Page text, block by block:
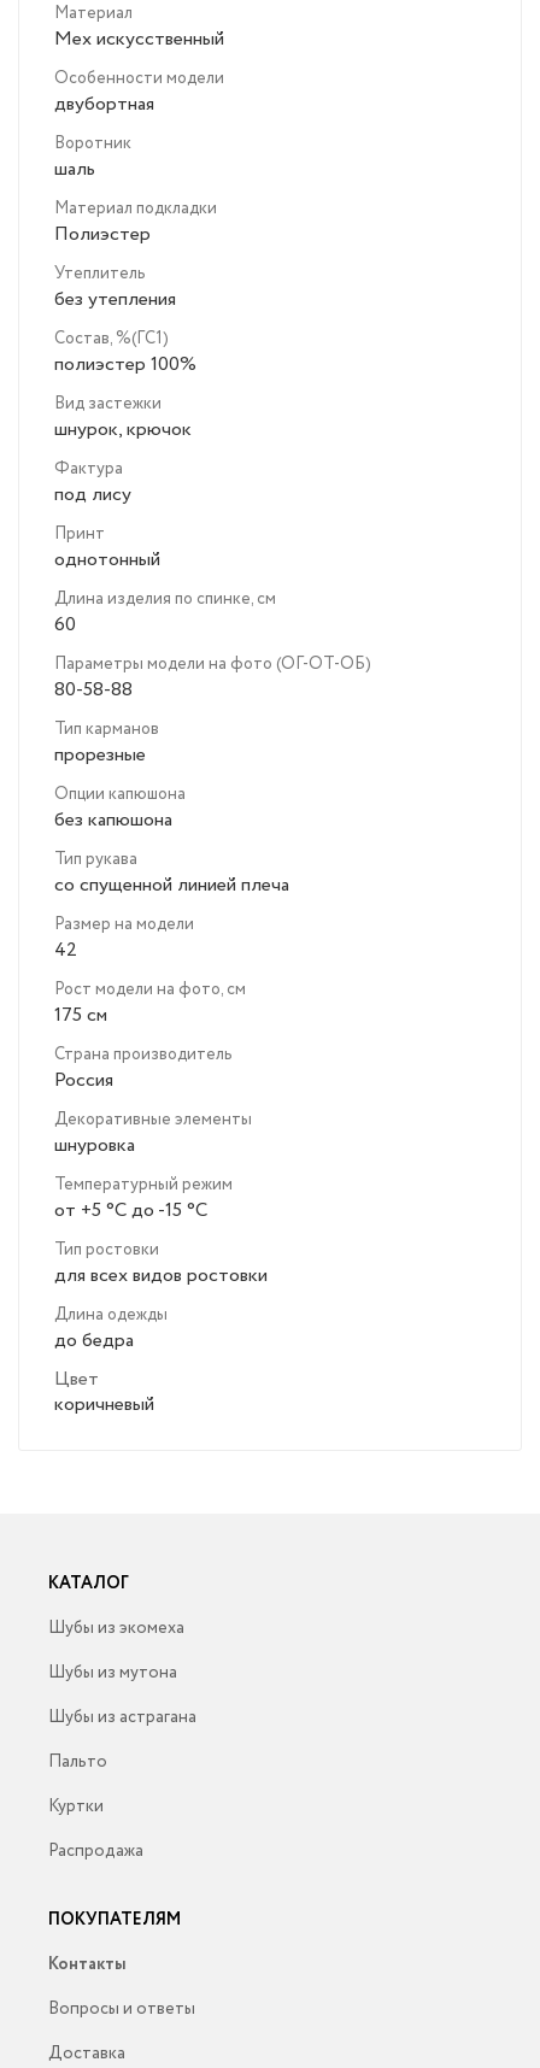
Материал
Мех искусственный
Особенности модели
двубортная
Воротник
шаль
Материал подкладки
Полиэстер
Утеплитель
без утепления
Состав, %(ГС1)
полиэстер 100%
Вид застежки
шнурок, крючок
Фактура
под лису
Принт
однотонный
Длина изделия по спинке, см
60
Параметры модели на фото (ОГ-ОТ-ОБ)
80-58-88
Тип карманов
прорезные
Опции капюшона
без капюшона
Тип рукава
со спущенной линией плеча
Размер на модели
42
Рост модели на фото, см
175 см
Страна производитель
Россия
Декоративные элементы
шнуровка
Температурный режим
от +5 °C до -15 °C
Тип ростовки
для всех видов ростовки
Длина одежды
до бедра
Цвет
коричневый
КАТАЛОГ
Шубы из экомеха
Шубы из мутона
Шубы из астрагана
Пальто
Куртки
Распродажа
ПОКУПАТЕЛЯМ
Контакты
Вопросы и ответы
Доставка